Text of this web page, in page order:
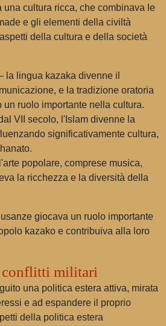
una cultura ricca, che combinava le
e gli elementi della civiltà
della cultura e della società
la lingua kazaka divenne il
e la tradizione oratoria
ruolo importante nella cultura.
VII secolo, l'Islam divenne la
significativamente cultura,
popolare, comprese musica,
la ricchezza e la diversità della
giocava un ruolo importante
kazako e contribuiva alla loro
conflitti militari
una politica estera attiva, mirata
e ad espandere il proprio
della politica estera